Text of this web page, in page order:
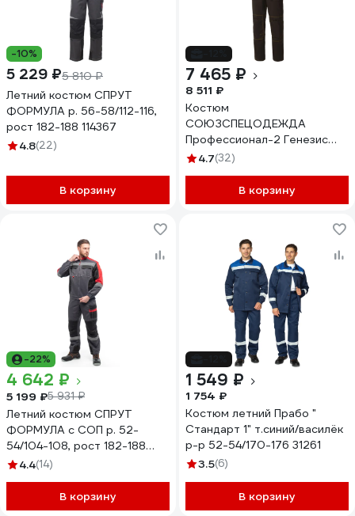
-10%
5 229 ₽5 810 ₽
Летний костюм СПРУТ
ФОРМУЛА р. 56-58/112-116,
рост 182-188 114367
4.8(22)
В корзину
7 465 ₽
8 511 ₽
Костюм
СОЮЗСПЕЦОДЕЖДА
Профессионал-2 Генезис
(GENESIS), черный/графит,
2000000096612
4.7(32)
В корзину
-22%
4 642 ₽
5 199 ₽5 931 ₽
Летний костюм СПРУТ
ФОРМУЛА с СОП р. 52-
54/104-108, рост 182-188
117902
4.4(14)
В корзину
1 549 ₽
1 754 ₽
Костюм летний Прабо "
Стандарт 1" т.синий/василёк
р-р 52-54/170-176 31261
3.5(6)
В корзину